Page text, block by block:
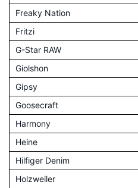
Freaky Nation
Fritzi
G-Star RAW
Giolshon
Gipsy
Goosecraft
Harmony
Heine
Hilfiger Denim
Holzweiler